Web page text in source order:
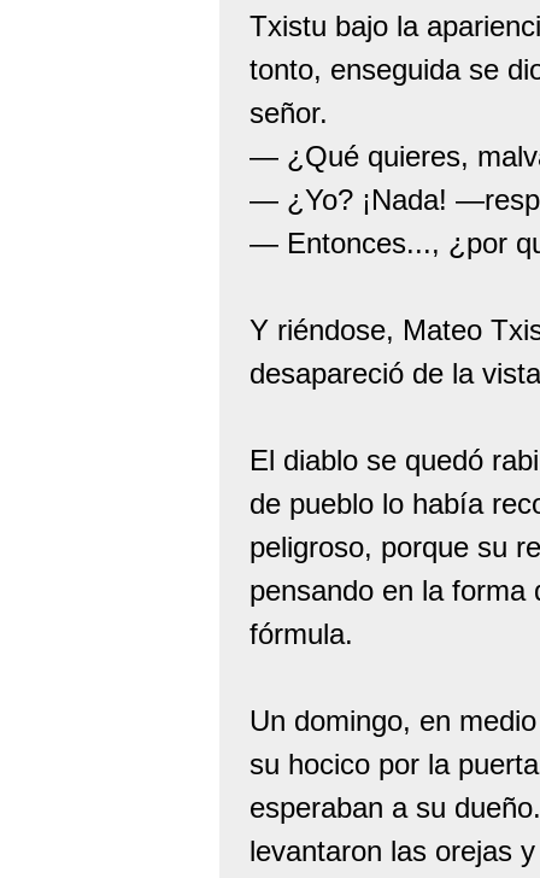
Txistu bajo la
tonto, enseguida se
señor.
— ¿Qué quieres,
— ¿Yo? ¡Nada!
— Entonces..., ¿por
Y riéndose, Mateo
desapareció de la
El diablo se quedó
de pueblo lo había
peligroso, porque su
pensando en la forma
fórmula.
Un domingo, en
su hocico por la
esperaban a su
levantaron las orejas